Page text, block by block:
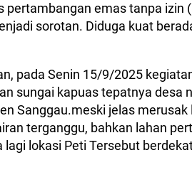
emas tanpa izin
sorotan. Diduga kuat
pada Senin 15/9/2025
sungai kapuas tepatnya desa
Sanggau.meski jelas merusak
terganggu, bahkan lahan
lokasi Peti Tersebut